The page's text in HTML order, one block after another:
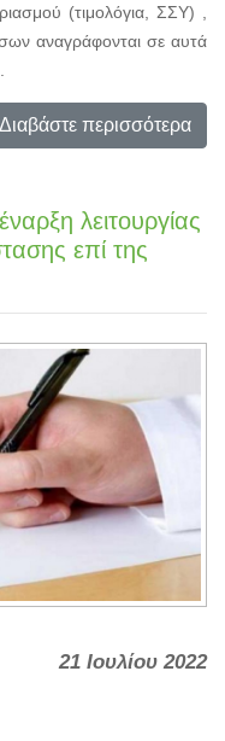
(τιμολόγια, ΣΣΥ) ,
αναγράφονται σε αυτά
Διαβάστε περισσότερα
λειτουργίας
επί της
21 Ιουλίου 2022